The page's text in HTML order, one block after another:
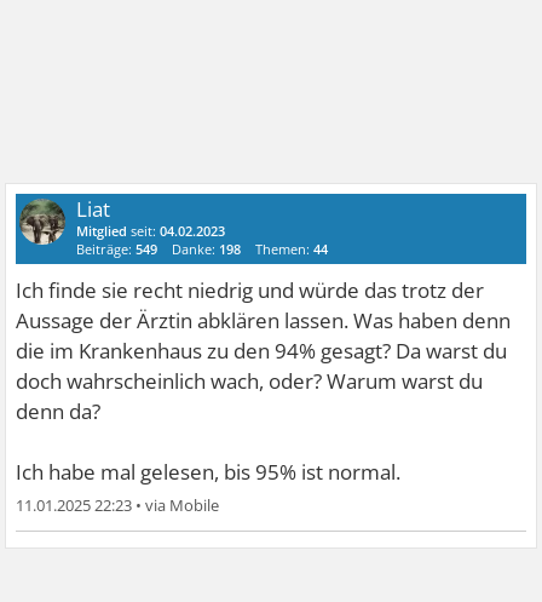
Liat
Mitglied seit:04.02.2023
Beiträge:549 Danke: 198 Themen:44
Ich finde sie recht niedrig und würde das trotz der
Aussage der Ärztin abklären lassen. Was haben denn
die im Krankenhaus zu den 94% gesagt? Da warst du
doch wahrscheinlich wach, oder? Warum warst du
denn da?
Ich habe mal gelesen, bis 95% ist normal.
11.01.2025 22:23 •